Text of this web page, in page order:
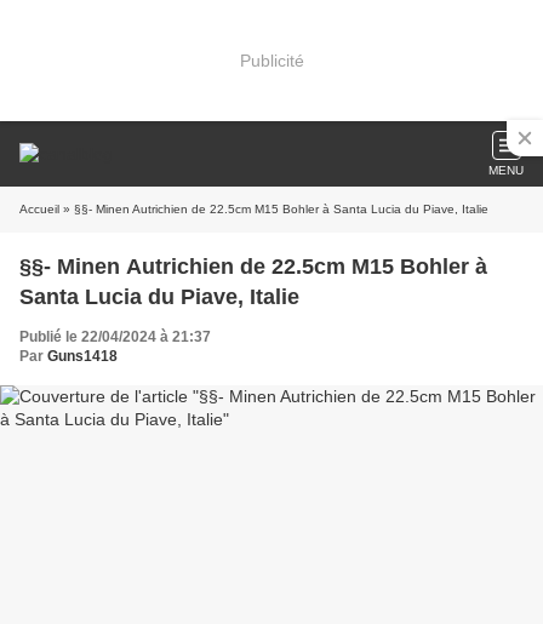
Publicité
MENU
Accueil » §§- Minen Autrichien de 22.5cm M15 Bohler à Santa Lucia du Piave, Italie
§§- Minen Autrichien de 22.5cm M15 Bohler à
Santa Lucia du Piave, Italie
Publié le 22/04/2024 à 21:37
Par Guns1418